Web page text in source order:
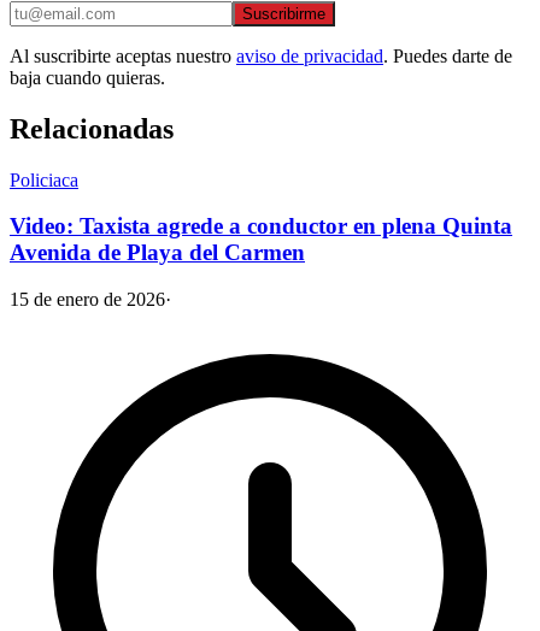
Suscribirme
Al suscribirte aceptas nuestro aviso de privacidad. Puedes darte de
baja cuando quieras.
Relacionadas
Policiaca
Video: Taxista agrede a conductor en plena Quinta
Avenida de Playa del Carmen
15 de enero de 2026·